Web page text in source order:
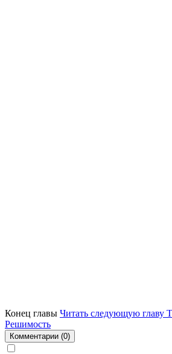
Конец главы Читать следующую главу
Решимость
Комментарии (0)